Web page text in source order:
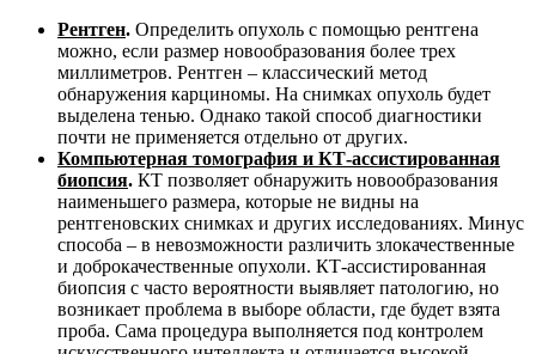
Рентген. Определить опухоль с помощью рентгена
можно, если размер новообразования более трех
миллиметров. Рентген – классический метод
обнаружения карциномы. На снимках опухоль будет
выделена тенью. Однако такой способ диагностики
почти не применяется отдельно от других.
Компьютерная томография и КТ-ассистированная
биопсия. КТ позволяет обнаружить новообразования
наименьшего размера, которые не видны на
рентгеновских снимках и других исследованиях. Минус
способа – в невозможности различить злокачественные
и доброкачественные опухоли. КТ-ассистированная
биопсия с часто вероятности выявляет патологию, но
возникает проблема в выборе области, где будет взята
проба. Сама процедура выполняется под контролем